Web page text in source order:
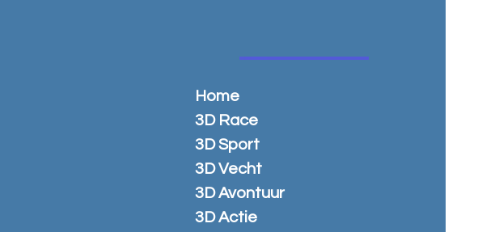
Home
3D Race
3D Sport
3D Vecht
3D Avontuur
3D Actie